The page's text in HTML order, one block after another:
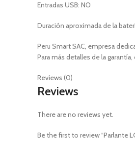
Entradas USB: NO
Duración aproximada de la
Peru Smart SAC, empresa
Para más detalles de la
Reviews (0)
Reviews
There are no reviews yet.
Be the first to review “Parlante